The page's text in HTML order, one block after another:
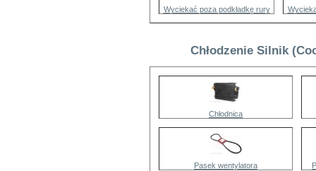
Wyciekać poza podkładkę rury
Chłodzenie Silnik
Chłodnica
Pasek wentylatora